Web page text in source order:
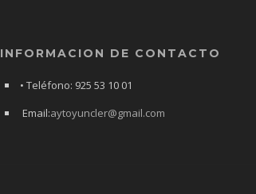
INFORMACION DE CONTACTO
• Teléfono: 925 53 10 01
Email:aytoyuncler@gmail.com